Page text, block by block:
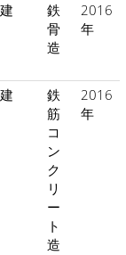
鉄
骨
造
2016
年
鉄
筋
コ
ン
ク
リ
ー
ト
造
2016
年